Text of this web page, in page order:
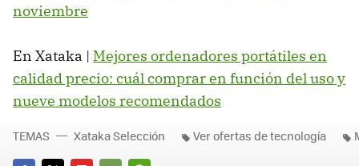
noviembre
En Xataka | Mejores ordenadores portátiles en
calidad precio: cuál comprar en función del uso y
nueve modelos recomendados
TEMAS Xataka Selección Ver ofertas de tecnología